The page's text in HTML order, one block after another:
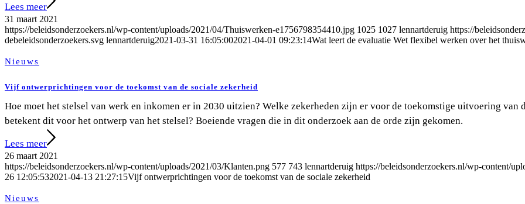
Lees meer
31 maart 2021
https://beleidsonderzoekers.nl/wp-content/uploads/2021/04/Thuiswerken-e1756798354410.jpg 1025 1027 lennartderuig https://
debeleidsonderzoekers.svg lennartderuig2021-03-31 16:05:002021-04-01 09:23:14Wat leert de evaluatie Wet flexibel werken over het
Nieuws
Vijf ontwerprichtingen voor de toekomst van de sociale zekerheid
Hoe moet het stelsel van werk en inkomen er in 2030 uitzien? Welke zekerheden zijn er voor de toekomstige uitvoering van
betekent dit voor het ontwerp van het stelsel? Boeiende vragen die in dit onderzoek aan de orde zijn gekomen.
Lees meer
26 maart 2021
https://beleidsonderzoekers.nl/wp-content/uploads/2021/03/Klanten.png 577 743 lennartderuig https://beleidsonderzoekers.nl/wp-content/
26 12:05:532021-04-13 21:27:15Vijf ontwerprichtingen voor de toekomst van de sociale zekerheid
Nieuws